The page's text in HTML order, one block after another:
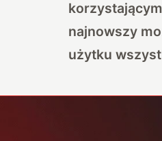
najnowszy
użytku